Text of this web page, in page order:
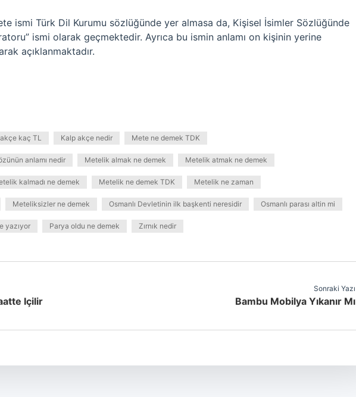
ismi Türk Dil Kurumu sözlüğünde yer almasa da, Kişisel İsimler Sözlüğünde
ismi olarak geçmektedir. Ayrıca bu ismin anlamı on kişinin yerine
açıklanmaktadır.
kaç TL Kalp akçe nedir Mete ne demek TDK
anlamı nedir Metelik almak ne demek Metelik atmak ne demek
kalmadı ne demek Metelik ne demek TDK Metelik ne zaman
Meteliksizler ne demek Osmanlı Devletinin ilk başkenti neresidir Osmanlı parası altin mi
yazıyor Parya oldu ne demek Zırnık nedir
Içilir
Sonraki Yazı
Bambu Mobilya Yıkanır Mı